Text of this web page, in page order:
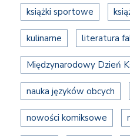
książki sportowe
kulinarne literatura
Międzynarodowy Dzień
nauka języków obcych
nowości komiksowe